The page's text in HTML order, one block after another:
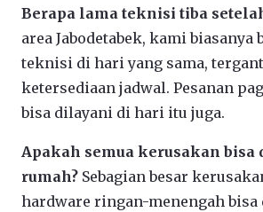
Berapa lama teknisi tiba
area Jabodetabek, kami
teknisi di hari yang sama,
ketersediaan jadwal. Pesanan
bisa dilayani di hari itu juga.
Apakah semua kerusakan bisa
rumah? Sebagian besar
hardware ringan-menengah